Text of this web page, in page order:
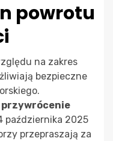
powrotu
na zakres
bezpieczne
przywrócenie
października 2025
przepraszają za